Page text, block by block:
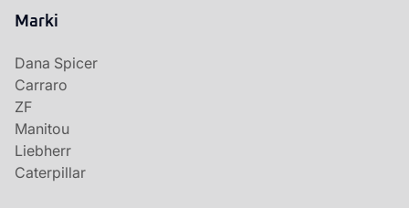
Marki
Dana Spicer
Carraro
ZF
Manitou
Liebherr
Caterpillar